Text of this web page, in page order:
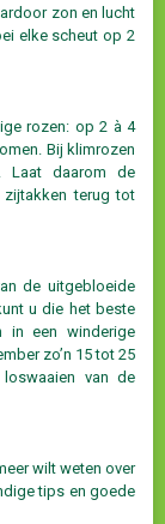
zon en lucht
elke scheut op 2
rozen: op 2 à 4
Bij klimrozen
daarom de
terug tot
de uitgebloeide
u die het beste
in een winderige
zo’n 15 tot 25
van de
wilt weten over
tips en goede